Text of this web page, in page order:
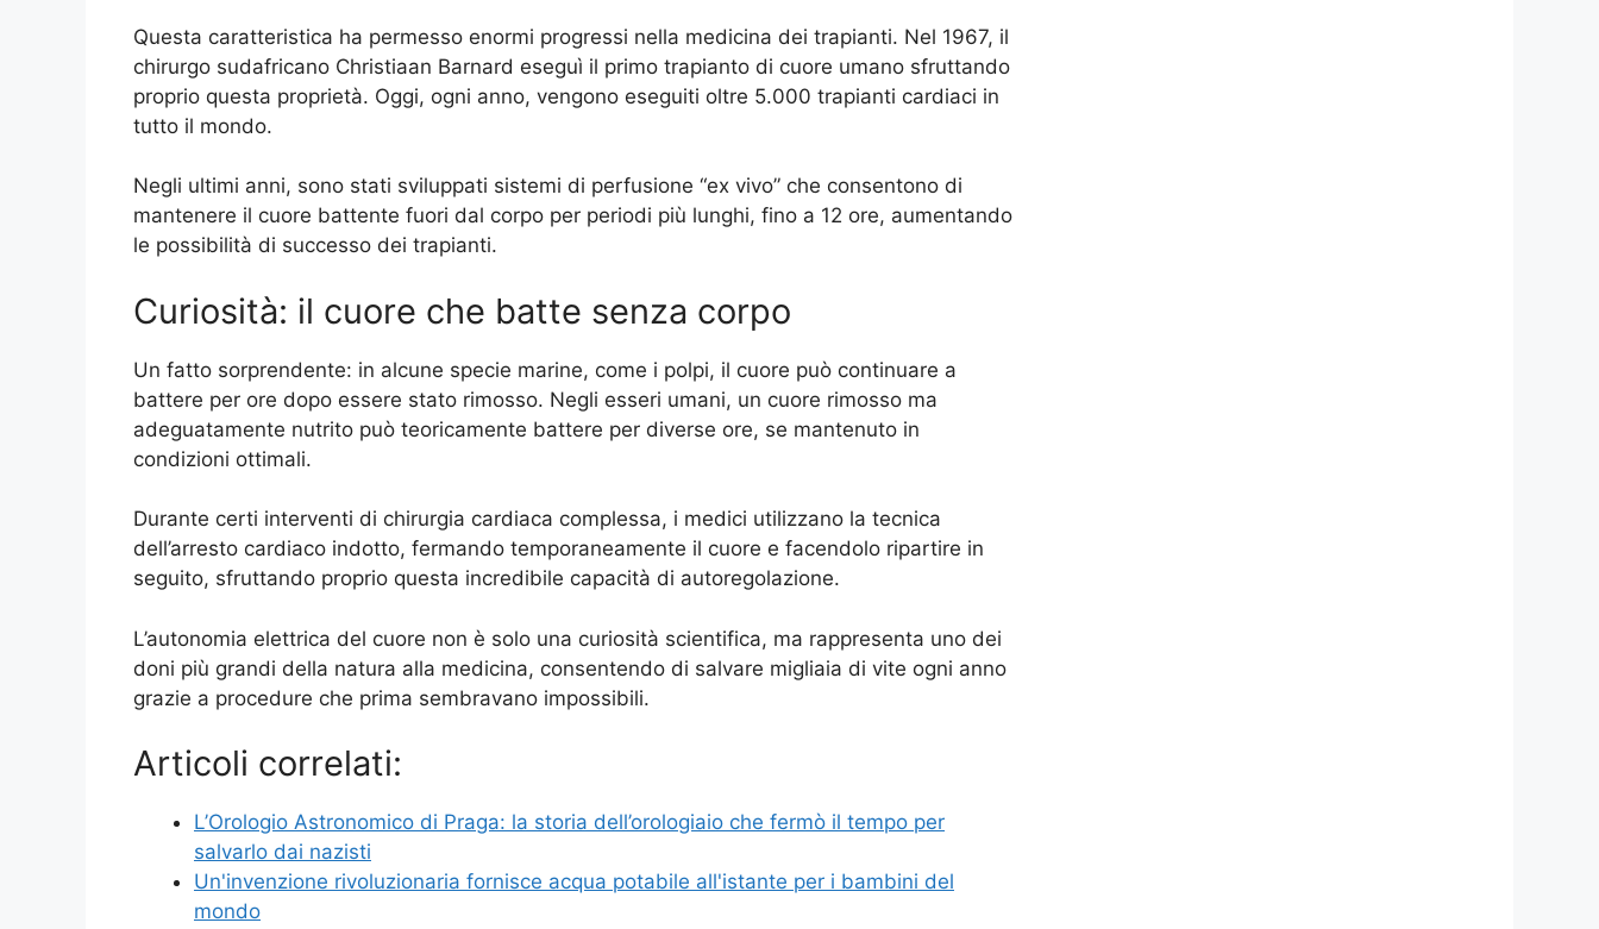
Questa caratteristica ha permesso enormi progressi nella medicina dei trapianti. Nel 1967, il
chirurgo sudafricano Christiaan Barnard eseguì il primo trapianto di cuore umano sfruttando
proprio questa proprietà. Oggi, ogni anno, vengono eseguiti oltre 5.000 trapianti cardiaci in
tutto il mondo.
Negli ultimi anni, sono stati sviluppati sistemi di perfusione “ex vivo” che consentono di
mantenere il cuore battente fuori dal corpo per periodi più lunghi, fino a 12 ore, aumentando
le possibilità di successo dei trapianti.
Curiosità: il cuore che batte senza corpo
Un fatto sorprendente: in alcune specie marine, come i polpi, il cuore può continuare a
battere per ore dopo essere stato rimosso. Negli esseri umani, un cuore rimosso ma
adeguatamente nutrito può teoricamente battere per diverse ore, se mantenuto in
condizioni ottimali.
Durante certi interventi di chirurgia cardiaca complessa, i medici utilizzano la tecnica
dell’arresto cardiaco indotto, fermando temporaneamente il cuore e facendolo ripartire in
seguito, sfruttando proprio questa incredibile capacità di autoregolazione.
L’autonomia elettrica del cuore non è solo una curiosità scientifica, ma rappresenta uno dei
doni più grandi della natura alla medicina, consentendo di salvare migliaia di vite ogni anno
grazie a procedure che prima sembravano impossibili.
Articoli correlati:
L’Orologio Astronomico di Praga: la storia dell’orologiaio che fermò il tempo per
salvarlo dai nazisti
Un'invenzione rivoluzionaria fornisce acqua potabile all'istante per i bambini del
mondo